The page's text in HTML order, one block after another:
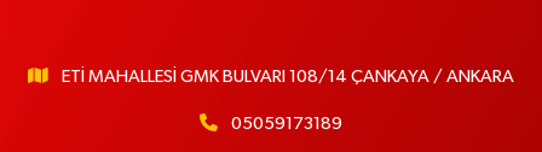
ETİ MAHALLESİ GMK BULVARI 108/14 ÇANKAYA / ANKARA
05059173189